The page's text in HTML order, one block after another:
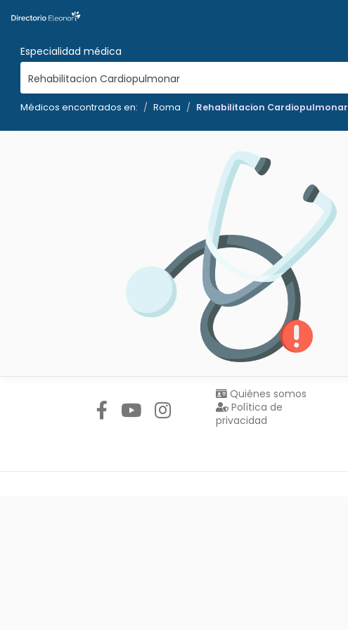
Especialidad médica
Rehabilitacion Cardiopulmonar
Médicos encontrados en: Roma Rehabilitacion Cardiopulmonar
Quiénes somos
Política de
privacidad